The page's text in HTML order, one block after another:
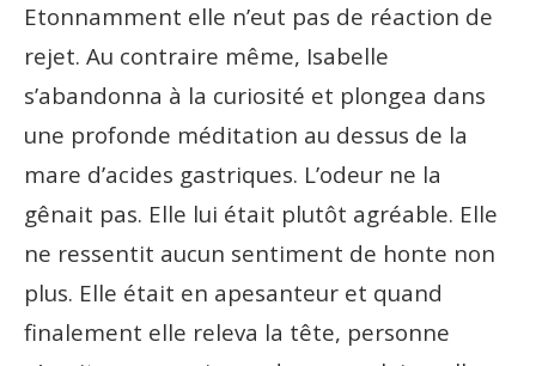
Etonnamment elle n’eut pas de réaction de
rejet. Au contraire même, Isabelle
s’abandonna à la curiosité et plongea dans
une profonde méditation au dessus de la
mare d’acides gastriques. L’odeur ne la
gênait pas. Elle lui était plutôt agréable. Elle
ne ressentit aucun sentiment de honte non
plus. Elle était en apesanteur et quand
finalement elle releva la tête, personne